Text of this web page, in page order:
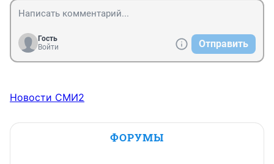
Гость
Войти
Отправить
Новости СМИ2
ФОРУМЫ